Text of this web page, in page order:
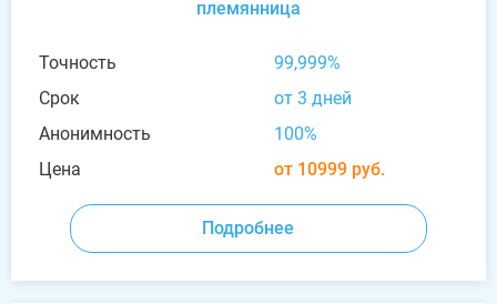
племянница
Точность
99,999%
Срок
от 3 дней
Анонимность
100%
Цена
от 10999 руб.
Подробнее